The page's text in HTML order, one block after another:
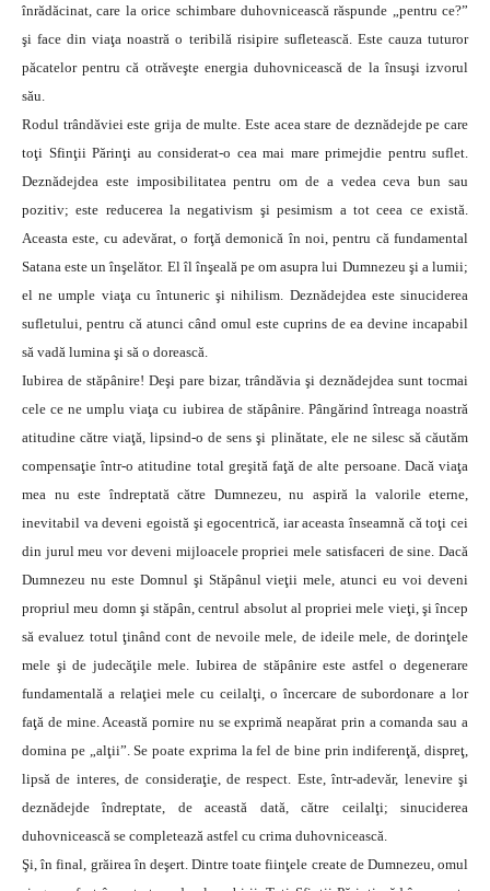
înrădăcinat, care la orice schimbare duhovnicească răspunde „pentru ce?”
şi face din viaţa noastră o teribilă risipire sufletească. Este cauza tuturor
păcatelor pentru că otrăveşte energia duhovnicească de la însuşi izvorul
său.
Rodul trândăviei este grija de multe. Este acea stare de deznădejde pe care
toţi Sfinţii Părinţi au considerat-o cea mai mare primejdie pentru suflet.
Deznădejdea este imposibilitatea pentru om de a vedea ceva bun sau
pozitiv; este reducerea la negativism şi pesimism a tot ceea ce există.
Aceasta este, cu adevărat, o forţă demonică în noi, pentru că fundamental
Satana este un înşelător. El îl înşeală pe om asupra lui Dumnezeu şi a lumii;
el ne umple viaţa cu întuneric şi nihilism. Deznădejdea este sinuciderea
sufletului, pentru că atunci când omul este cuprins de ea devine incapabil
să vadă lumina şi să o dorească.
Iubirea de stăpânire! Deşi pare bizar, trândăvia şi deznădejdea sunt tocmai
cele ce ne umplu viaţa cu iubirea de stăpânire. Pângărind întreaga noastră
atitudine către viaţă, lipsind-o de sens şi plinătate, ele ne silesc să căutăm
compensaţie într-o atitudine total greşită faţă de alte persoane. Dacă viaţa
mea nu este îndreptată către Dumnezeu, nu aspiră la valorile eterne,
inevitabil va deveni egoistă şi egocentrică, iar aceasta înseamnă că toţi cei
din jurul meu vor deveni mijloacele propriei mele satisfaceri de sine. Dacă
Dumnezeu nu este Domnul şi Stăpânul vieţii mele, atunci eu voi deveni
propriul meu domn şi stăpân, centrul absolut al propriei mele vieţi, şi încep
să evaluez totul ţinând cont de nevoile mele, de ideile mele, de dorinţele
mele şi de judecăţile mele. Iubirea de stăpânire este astfel o degenerare
fundamentală a relaţiei mele cu ceilalţi, o încercare de subor­donare a lor
faţă de mine. Această pornire nu se exprimă neapărat prin a comanda sau a
domina pe „alţii”. Se poate exprima la fel de bine prin indiferenţă, dispreţ,
lipsă de interes, de consideraţie, de respect. Este, într-adevăr, lenevire şi
deznădejde îndreptate, de această dată, către ceilalţi; sinuciderea
duhovnicească se completează astfel cu crima duhovnicească.
Şi, în final, grăirea în deşert. Dintre toate fiinţele create de Dumnezeu, omul